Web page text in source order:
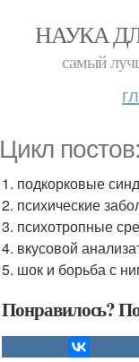
НАУКА
самый
Цикл
1. подкорковые
2. психические
3. психотропные
4. вкусовой
5. шок и борьба с
Понравилось?